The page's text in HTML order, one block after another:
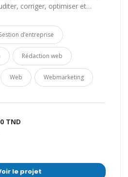
corriger, optimiser et…
d’entreprise
Rédaction web
Web Webmarketing
TND
le projet